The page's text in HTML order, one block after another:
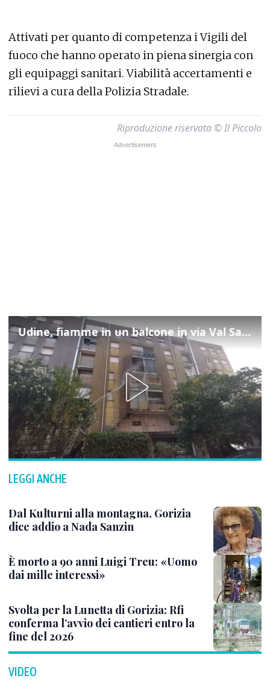
Attivati per quanto di competenza i Vigili del
fuoco che hanno operato in piena sinergia con
gli equipaggi sanitari. Viabilità accertamenti e
rilievi a cura della Polizia Stradale.
Riproduzione riservata © Il Piccolo
Udine, fiamme in un balcone in via Val Saisera: intervengono i pompieri
LEGGI ANCHE
Dal Kulturni alla montagna, Gorizia
dice addio a Nada Sanzin
È morto a 90 anni Luigi Treu: «Uomo
dai mille interessi»
Svolta per la Lunetta di Gorizia: Rfi
conferma l’avvio dei cantieri entro la
fine del 2026
VIDEO